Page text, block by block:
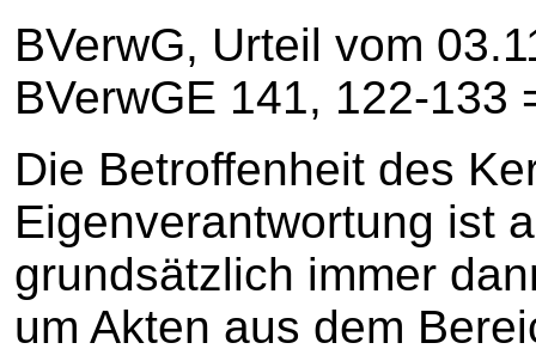
BVerwG, Urteil vom
BVerwGE 141, 122-133
Die Betroffenheit des
Eigenverantwortung ist
grundsätzlich immer
um Akten aus dem